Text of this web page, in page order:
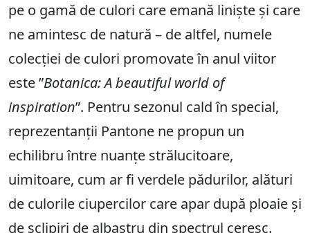
pe o gamă de culori care emană liniște și care
ne amintesc de natură – de altfel, numele
colecției de culori promovate în anul viitor
este ”Botanica: A beautiful world of
inspiration”. Pentru sezonul cald în special,
reprezentanții Pantone ne propun un
echilibru între nuanțe strălucitoare,
uimitoare, cum ar fi verdele pădurilor, alături
de culorile ciupercilor care apar după ploaie și
de sclipiri de albastru din spectrul ceresc.